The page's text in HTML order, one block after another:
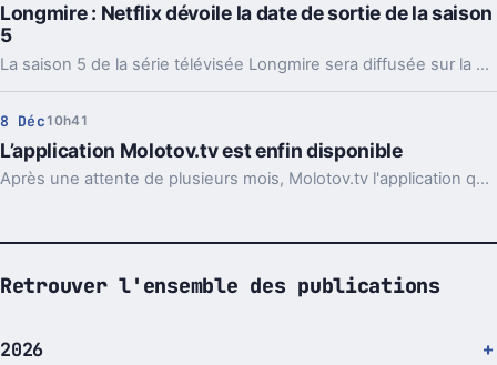
Longmire : Netflix dévoile la date de sortie de la saison
5
La saison 5 de la série télévisée Longmire sera diffusée sur la plateforme américaine Netflix dès le 23 septembre prochain, soit quelques semaines aprés la rentrée.
8 Déc 10h41
L’application Molotov.tv est enfin disponible
Après une attente de plusieurs mois, Molotov.tv l'application qui promet de "réinventer la télévision" est disponible depuis hier. Deux version sont proposées, une gratuite, l'autre payante.
Retrouver l'ensemble des publications
2026